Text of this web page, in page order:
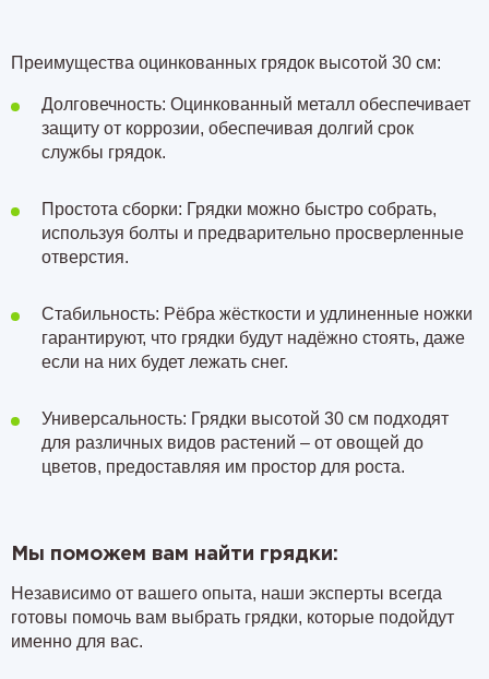
Преимущества оцинкованных грядок высотой 30 см:
Долговечность: Оцинкованный металл обеспечивает
защиту от коррозии, обеспечивая долгий срок
службы грядок.
Простота сборки: Грядки можно быстро собрать,
используя болты и предварительно просверленные
отверстия.
Стабильность: Рёбра жёсткости и удлиненные ножки
гарантируют, что грядки будут надёжно стоять, даже
если на них будет лежать снег.
Универсальность: Грядки высотой 30 см подходят
для различных видов растений – от овощей до
цветов, предоставляя им простор для роста.
Мы поможем вам найти грядки:
Независимо от вашего опыта, наши эксперты всегда
готовы помочь вам выбрать грядки, которые подойдут
именно для вас.